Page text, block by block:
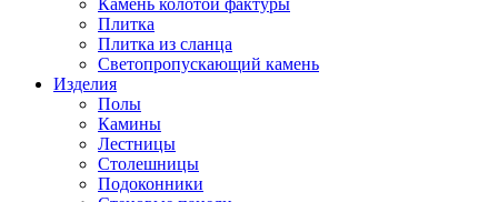
Камень колотой фактуры
Плитка
Плитка из сланца
Светопропускающий камень
Изделия
Полы
Камины
Лестницы
Столешницы
Подоконники